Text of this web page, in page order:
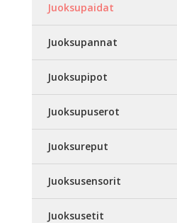
Juoksupaidat
Juoksupannat
Juoksupipot
Juoksupuserot
Juoksureput
Juoksusensorit
Juoksusetit